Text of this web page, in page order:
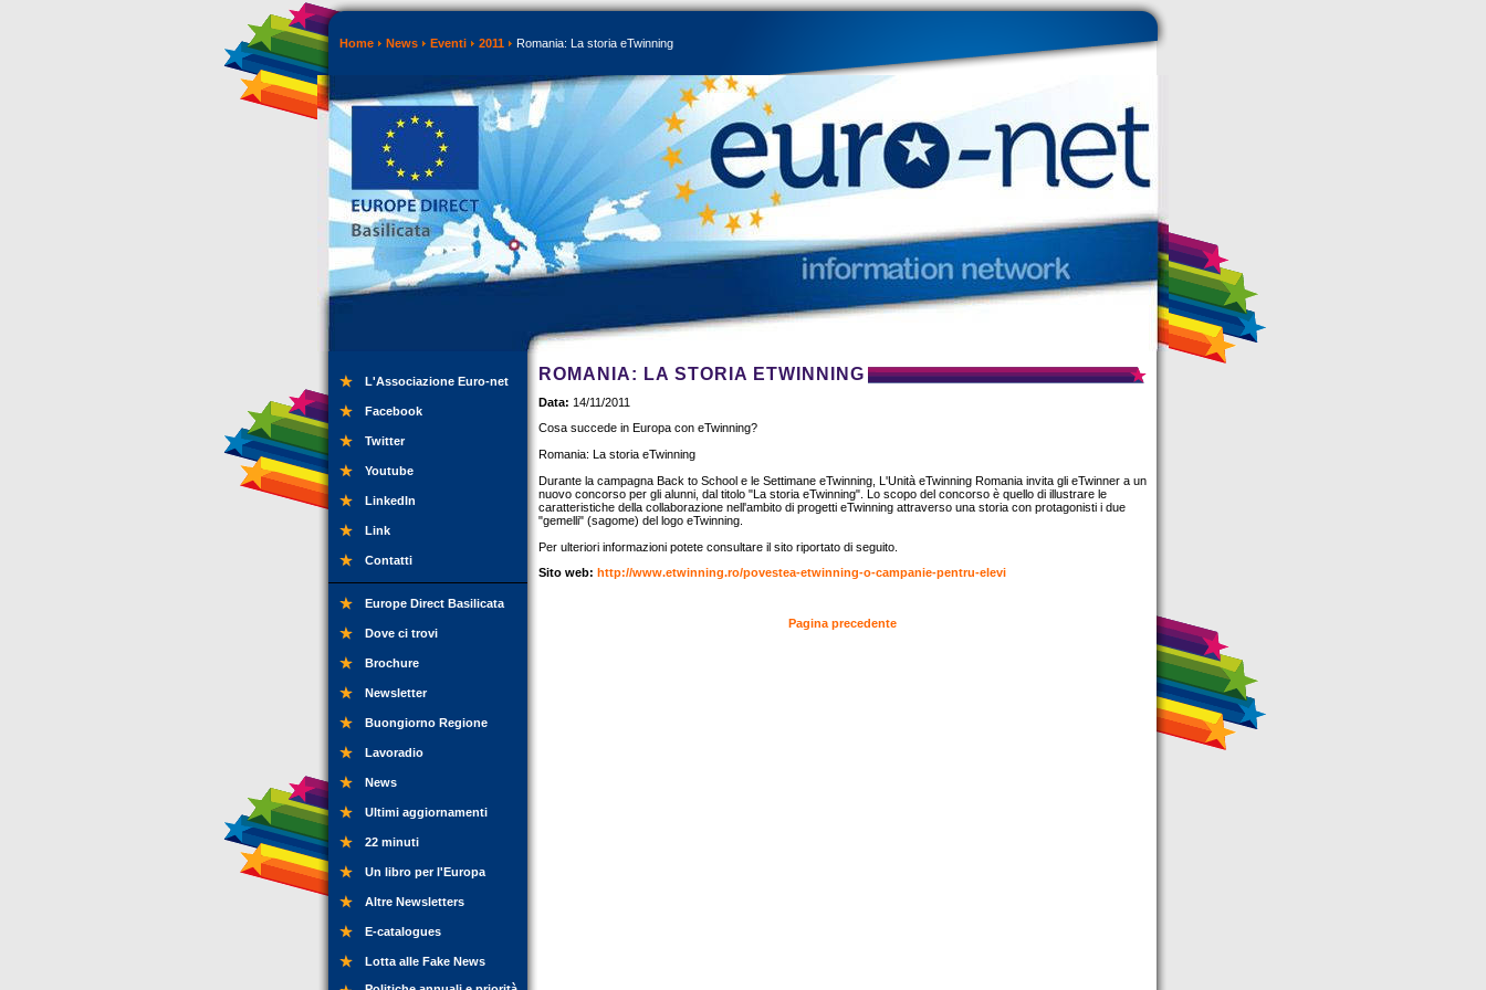
Home News Eventi 2011 Romania: La storia eTwinning
L'Associazione Euro-net
Facebook
Twitter
Youtube
LinkedIn
Link
Contatti
Europe Direct Basilicata
Dove ci trovi
Brochure
Newsletter
Buongiorno Regione
Lavoradio
News
Ultimi aggiornamenti
22 minuti
Un libro per l'Europa
Altre Newsletters
E-catalogues
Lotta alle Fake News
ROMANIA: LA STORIA ETWINNING
Data: 14/11/2011
Cosa succede in Europa con eTwinning?
Romania: La storia eTwinning
Durante la campagna Back to School e le Settimane eTwinning, L'Unità eTwinning Romania invita gli eTwinner a un
nuovo concorso per gli alunni, dal titolo "La storia eTwinning". Lo scopo del concorso è quello di illustrare le
caratteristiche della collaborazione nell'ambito di progetti eTwinning attraverso una storia con protagonisti i due
"gemelli" (sagome) del logo eTwinning.
Per ulteriori informazioni potete consultare il sito riportato di seguito.
Sito web: http://www.etwinning.ro/povestea-etwinning-o-campanie-pentru-elevi
Pagina precedente